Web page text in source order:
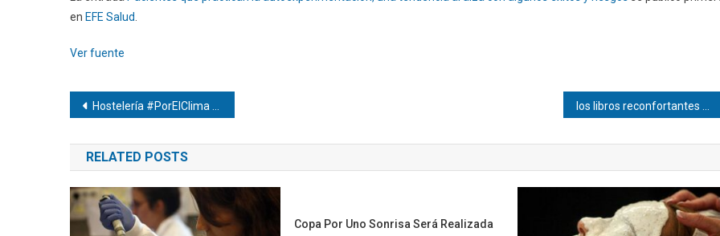
en EFE Salud
Ver fuente
Navegación
de
entradas
Hostelería #PorElClima impulsa la energía renovable en bares y restaurantes
RELATED POSTS
Copa Por Uno Sonrisa Será Realizada